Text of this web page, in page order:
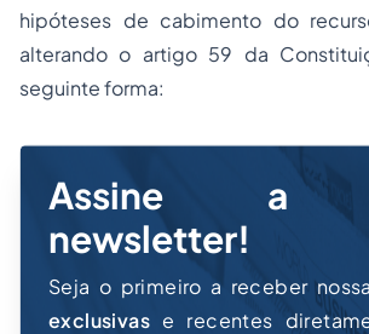
hipóteses de cabimento do
alterando o artigo 59 da
seguinte forma:
Assine a
newsletter!
Seja o primeiro a receber
exclusivas e recentes